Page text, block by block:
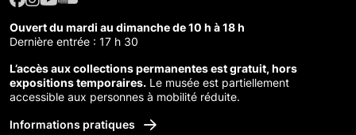
Ouvert du mardi au dimanche de 10 h à 18 h
Dernière entrée : 17 h 30
L’accès aux collections permanentes est gratuit, hors
expositions temporaires. Le musée est partiellement
accessible aux personnes à mobilité réduite.
Informations pratiques